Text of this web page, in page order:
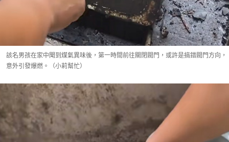
該名男孩在家中聞到煤氣異味後，第一時間前往關閉閥門，或許是搞錯閥門方向，
意外引發爆燃。（小莉幫忙）